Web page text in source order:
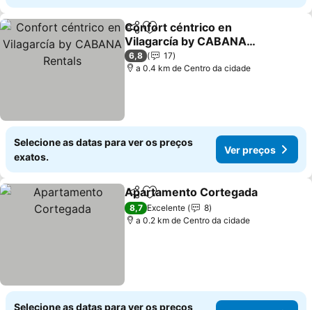
PartilharAdicionar aos favoritos
Confort céntrico en
Vilagarcía by CABANA
Rentals
6,8
17
a 0.4 km de Centro da cidade
Selecione as datas para ver os preços
exatos.
Ver preços
PartilharAdicionar aos favoritos
Apartamento Cortegada
8,7 Excelente
8
a 0.2 km de Centro da cidade
Selecione as datas para ver os preços